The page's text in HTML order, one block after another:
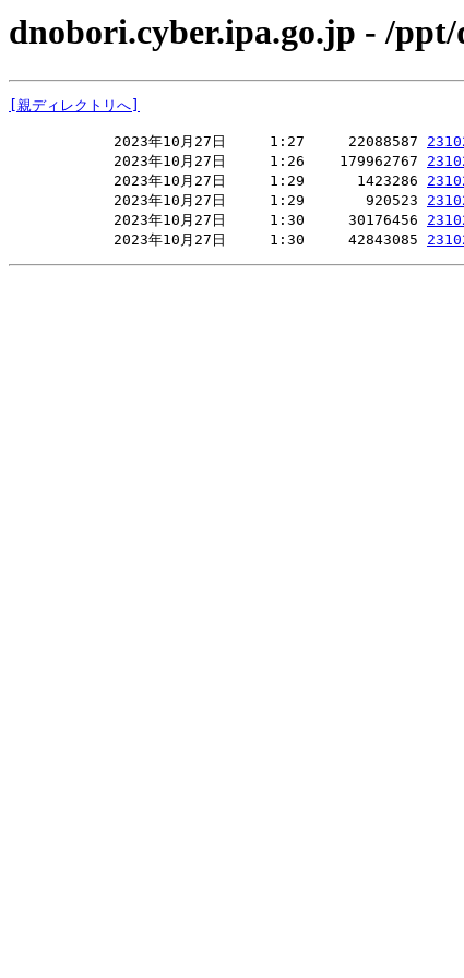
dnobori.cyber.ipa.go.jp - /
[親ディレクトリへ]
            2023年10月27日     1:27     22088587
            2023年10月27日     1:26    179962767
            2023年10月27日     1:29      1423286
            2023年10月27日     1:29       920523
            2023年10月27日     1:30     30176456
            2023年10月27日     1:30     42843085